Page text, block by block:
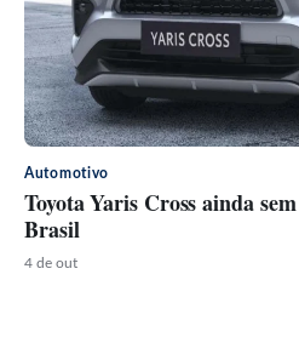
Automotivo
Toyota Yaris Cross ainda
Brasil
4 de out